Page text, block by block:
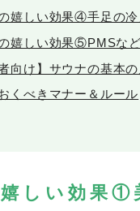
嬉しい効果④手足の冷
嬉しい効果⑤PMSな
者向け】サウナの基本
くべきマナー＆ルール
しい効果①